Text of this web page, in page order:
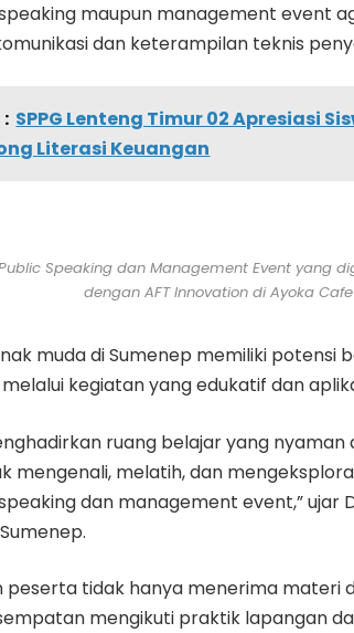
maupun management event
dan keterampilan teknis
SPPG Lenteng Timur 02 Apresiasi
Literasi Keuangan
Speaking dan Management Event yang
dengan AFT Innovation di Ayoka
muda di Sumenep memiliki potensi
kegiatan yang edukatif dan
ruang belajar yang
mengenali, melatih, dan
dan management event,” ujar
peserta tidak hanya menerima materi
mengikuti praktik lapangan